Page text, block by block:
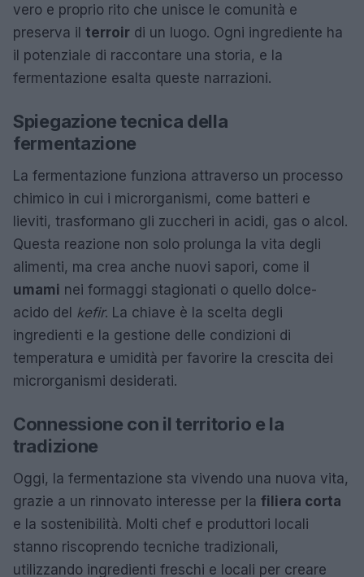
vero e proprio rito che unisce le comunità e
preserva il terroir di un luogo. Ogni ingrediente ha
il potenziale di raccontare una storia, e la
fermentazione esalta queste narrazioni.
Spiegazione tecnica della
fermentazione
La fermentazione funziona attraverso un processo
chimico in cui i microrganismi, come batteri e
lieviti, trasformano gli zuccheri in acidi, gas o alcol.
Questa reazione non solo prolunga la vita degli
alimenti, ma crea anche nuovi sapori, come il
umami nei formaggi stagionati o quello dolce-
acido del kefir. La chiave è la scelta degli
ingredienti e la gestione delle condizioni di
temperatura e umidità per favorire la crescita dei
microrganismi desiderati.
Connessione con il territorio e la
tradizione
Oggi, la fermentazione sta vivendo una nuova vita,
grazie a un rinnovato interesse per la filiera corta
e la sostenibilità. Molti chef e produttori locali
stanno riscoprendo tecniche tradizionali,
utilizzando ingredienti freschi e locali per creare